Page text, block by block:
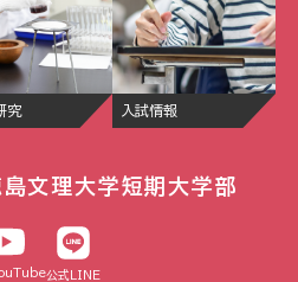
究 入試情報
文理大学短期大学部
公式LINE